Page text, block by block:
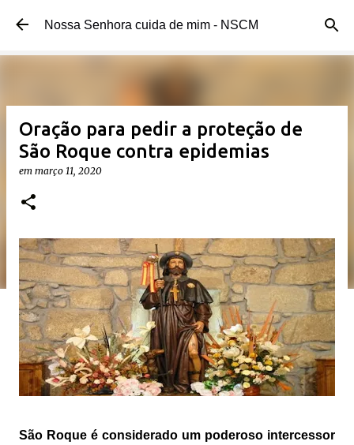
Pular para o conteúdo principal
Nossa Senhora cuida de mim - NSCM
Oração para pedir a proteção de
São Roque contra epidemias
em março 11, 2020
São Roque é considerado um poderoso intercessor